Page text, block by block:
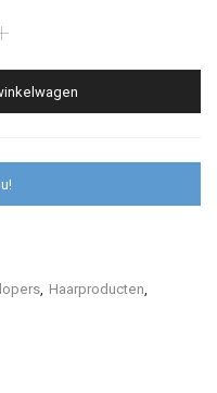
, Haarproducten,